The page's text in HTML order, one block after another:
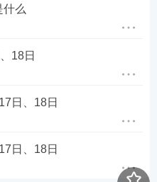
什么
18日
日、18日
日、18日